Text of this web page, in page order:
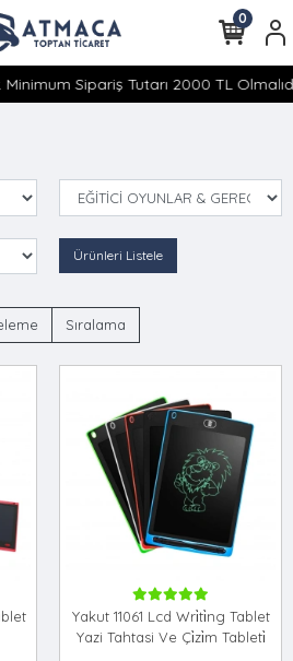
Sipariş Tutarı 2000 TL
0
Ürünleri Listele
Sıralama
Yakut 11061 Lcd Wri̇ti̇ng Tablet
Yazi Tahtasi Ve Çi̇zi̇m Tableti̇